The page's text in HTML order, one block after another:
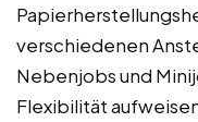
verschiedenen
Nebenjobs und
Flexibilität